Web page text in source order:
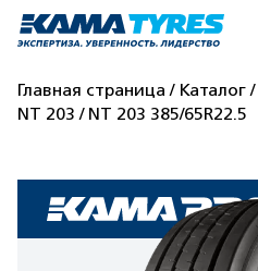
Главная страница Каталог
NT 203
NT 203 385/65R22.5